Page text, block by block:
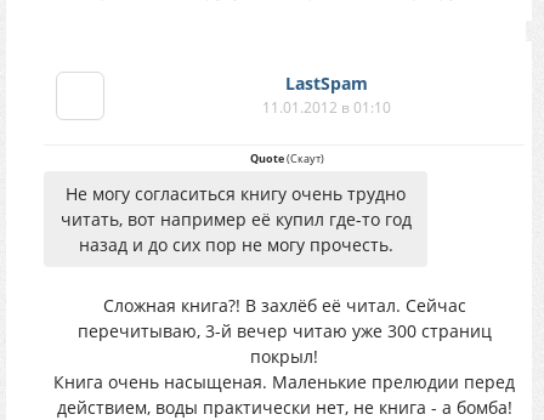
LastSpam
11.01.2012 в 01:10
Quote(Скаут)
Не могу согласиться книгу очень трудно
читать, вот например её купил где-то год
назад и до сих пор не могу прочесть.
Сложная книга?! В захлёб её читал. Сейчас
перечитываю, 3-й вечер читаю уже 300 страниц
покрыл!
Книга очень насыщеная. Маленькие прелюдии перед
действием, воды практически нет, не книга - а бомба!